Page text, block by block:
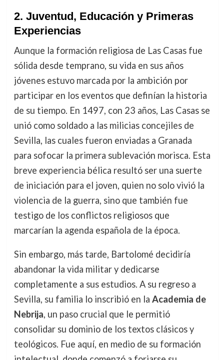
2. Juventud, Educación y Primeras
Experiencias
Aunque la formación religiosa de Las Casas fue
sólida desde temprano, su vida en sus años
jóvenes estuvo marcada por la ambición por
participar en los eventos que definían la historia
de su tiempo. En 1497, con 23 años, Las Casas se
unió como soldado a las milicias concejiles de
Sevilla, las cuales fueron enviadas a Granada
para sofocar la primera sublevación morisca. Esta
breve experiencia bélica resultó ser una suerte
de iniciación para el joven, quien no solo vivió la
violencia de la guerra, sino que también fue
testigo de los conflictos religiosos que
marcarían la agenda española de la época.
Sin embargo, más tarde, Bartolomé decidiría
abandonar la vida militar y dedicarse
completamente a sus estudios. A su regreso a
Sevilla, su familia lo inscribió en la Academia de
Nebrija, un paso crucial que le permitió
consolidar su dominio de los textos clásicos y
teológicos. Fue aquí, en medio de su formación